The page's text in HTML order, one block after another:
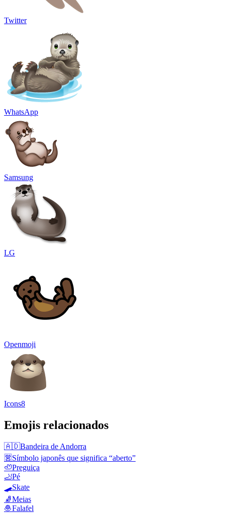
Twitter
WhatsApp
Samsung
LG
Openmoji
Icons8
Emojis relacionados
🇦🇩Bandeira de Andorra
🈺Símbolo japonês que significa “aberto”
🦥Preguiça
🦶Pé
🛹Skate
🧦Meias
🧆Falafel